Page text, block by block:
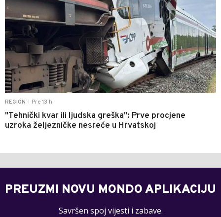
REGION Pre 13 h
"Tehnički kvar ili ljudska greška": Prve procjene
uzroka željezničke nesreće u Hrvatskoj
PREUZMI NOVU MONDO APLIKACIJU
Savršen spoj vijesti i zabave.